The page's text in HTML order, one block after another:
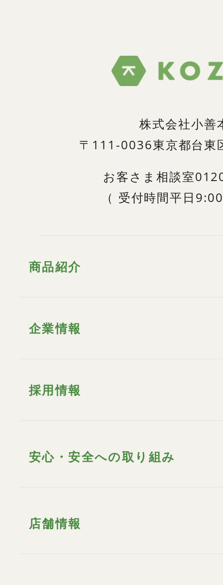
株式会社小善
〒111-0036東京都台
お客さま相談室
（ 受付時間平日
商品紹介
企業情報
採用情報
安心・安全への取り組み
店舗情報